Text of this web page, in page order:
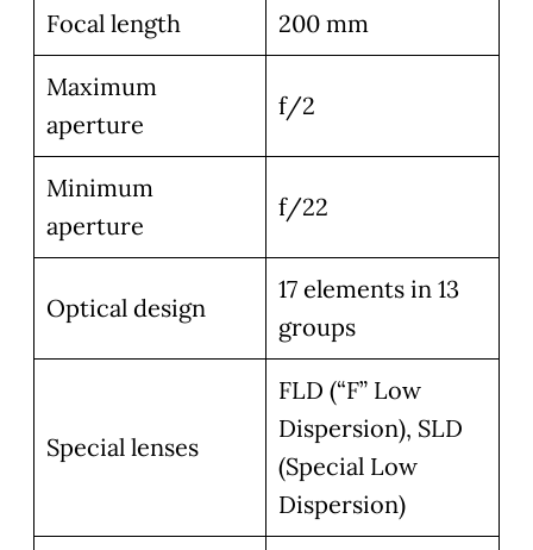
Focal length 200 mm
Maximum
aperture
f/2
Minimum
aperture
f/22
Optical design
17 elements in 13
groups
Special lenses
FLD (“F” Low
Dispersion), SLD
(Special Low
Dispersion)